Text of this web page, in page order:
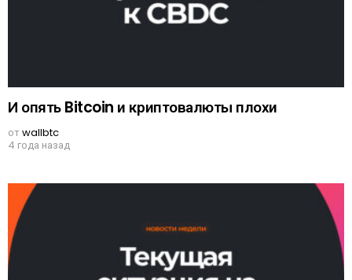
И опять Bitcoin и криптовалюты плохи
отwallbtc
4 года назад